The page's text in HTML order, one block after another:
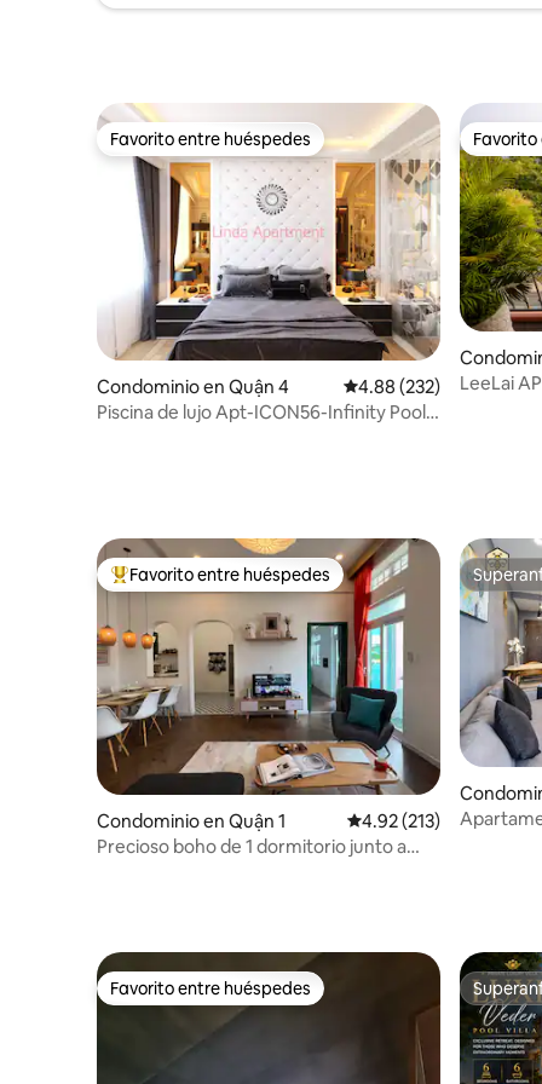
Favorito entre huéspedes
Favorito entre huéspedes
Condominio en Quận 4 Calificación promedio:
4.88 (232)
Piscina de lujo Apt-ICON56-Infinity Pool,
LeeLai
De los mejores en Favorito entre huéspedes
Favorito entre huéspedes
Condominio en Quận 1 Calificación promedio:
4.92 (213)
Precioso boho de 1 dormitorio junto a
Favorito entre huéspedes
Favorito entre huéspedes